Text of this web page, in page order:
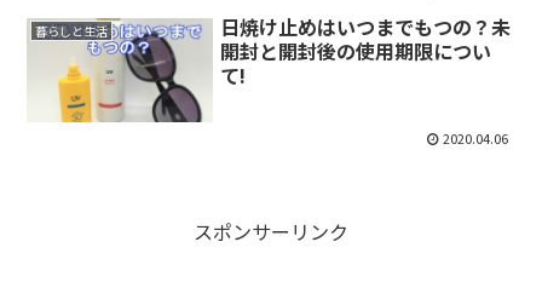
暮らしと生活
日焼け止めはいつまでもつの？未
開封と開封後の使用期限につい
て!
2020.04.06
スポンサーリンク